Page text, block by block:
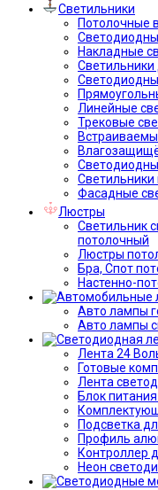
Светильники
Потолочные
Накладные
Светильники
Линейные
Трековые
Фасадные
Люстры
Светильник
потолочный
Люстры
Бра, Спот
Настенно-
Авто лампы
Авто лампы
Лента 24
Готовые
Лента
Блок
Подсветка
Профиль
Контроллер
Неон